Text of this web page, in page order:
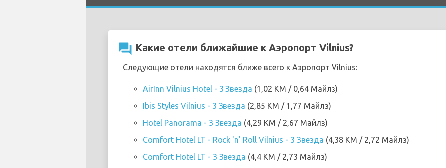
question_answer Какие отели ближайшие к Аэропорт Vilnius?
Следующие отели находятся ближе всего к Аэропорт Vilnius:
AirInn Vilnius Hotel - 3 Звезда (1,02 KM / 0,64 Майлз)
Ibis Styles Vilnius - 3 Звезда (2,85 KM / 1,77 Майлз)
Hotel Panorama - 3 Звезда (4,29 KM / 2,67 Майлз)
Comfort Hotel LT - Rock 'n' Roll Vilnius - 3 Звезда (4,38 KM / 2,72 Майлз)
Comfort Hotel LT - 3 Звезда (4,4 KM / 2,73 Майлз)